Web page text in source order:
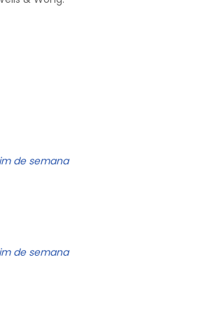
de semana
de semana